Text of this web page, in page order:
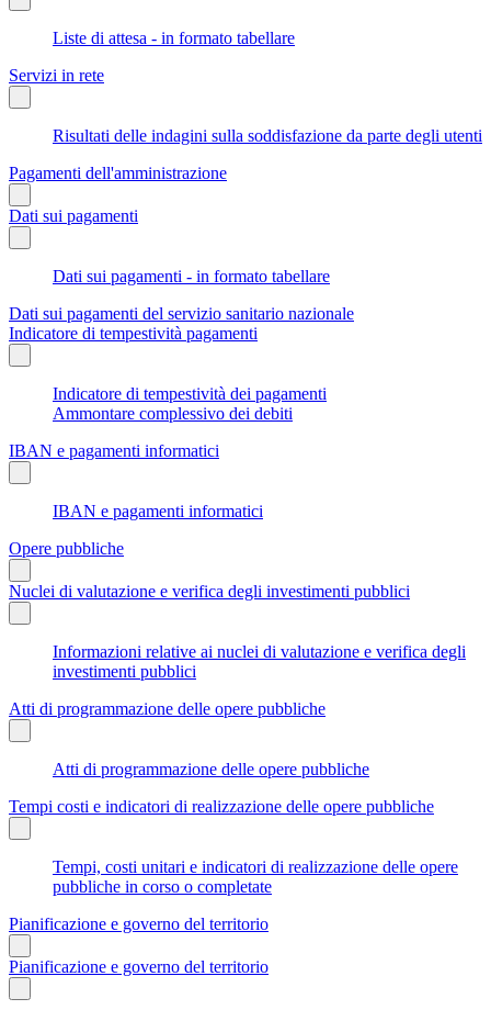
Liste di attesa - in formato tabellare
Servizi in rete
Risultati delle indagini sulla soddisfazione da parte degli utenti
Pagamenti dell'amministrazione
Dati sui pagamenti
Dati sui pagamenti - in formato tabellare
Dati sui pagamenti del servizio sanitario nazionale
Indicatore di tempestività pagamenti
Indicatore di tempestività dei pagamenti
Ammontare complessivo dei debiti
IBAN e pagamenti informatici
IBAN e pagamenti informatici
Opere pubbliche
Nuclei di valutazione e verifica degli investimenti pubblici
Informazioni relative ai nuclei di valutazione e verifica degli
investimenti pubblici
Atti di programmazione delle opere pubbliche
Atti di programmazione delle opere pubbliche
Tempi costi e indicatori di realizzazione delle opere pubbliche
Tempi, costi unitari e indicatori di realizzazione delle opere
pubbliche in corso o completate
Pianificazione e governo del territorio
Pianificazione e governo del territorio